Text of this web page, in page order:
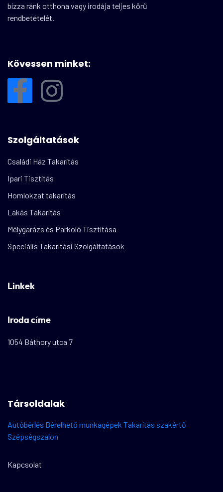
bízza ránk otthona vagy irodája teljes körű
rendbetételét.
Kövessen minket:
Szolgáltatások
Családi Ház Takarítás
Ipari Tisztítás
Homlokzat takarítás
Lakás Takarítás
Mélygarázs és Parkoló Tisztítása
Speciális Takarítási Szolgáltatások
Linkek
Iroda címe
1054 Báthory utca 7
Társoldalak
Autóbérlés Bérelhető munkagépek Takarítás szakértő
Szépségszalon
Kapcsolat